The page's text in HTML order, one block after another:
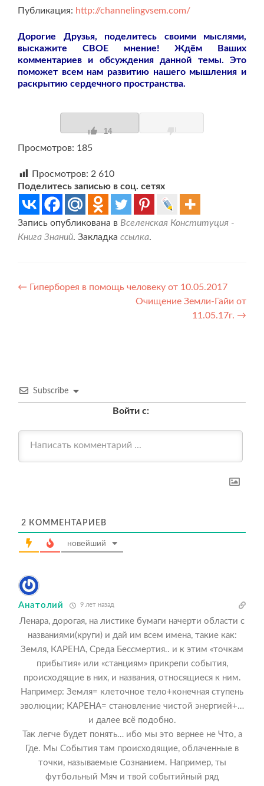
Публикация: http://channelingvsem.com/
Дорогие Друзья, поделитесь своими мыслями,
выскажите СВОЕ мнение! Ждём Ваших
комментариев и обсуждения данной темы. Это
поможет всем нам развитию нашего мышления и
раскрытию сердечного пространства.
14
Просмотров: 185
Просмотров: 2 610
Поделитесь записью в соц. сетях
Запись опубликована в Вселенская Конституция -
Книга Знаний. Закладка ссылка.
Навигация
← Гиперборея в помощь человеку от 10.05.2017
Очищение Земли-Гайи от
11.05.17г. →
Subscribe
Войти с:
2 КОММЕНТАРИЕВ
новейший
Анатолий 9 лет назад
Ленара, дорогая, на листике бумаги начерти области с
названиями(круги) и дай им всем имена, такие как:
Земля, КАРЕНА, Среда Бессмертия.. и к этим «точкам
прибытия» или «станциям» прикрепи события,
происходящие в них, и названия, относящиеся к ним.
Например: Земля= клеточное тело+конечная ступень
эволюции; КАРЕНА= становление чистой энергией+…
и далее всё подобно.
Так легче будет понять… ибо мы это вернее не Что, а
Где. Мы События там происходящие, облаченные в
точки, называемые Сознанием. Например, ты
футбольный Мяч и твой событийный ряд